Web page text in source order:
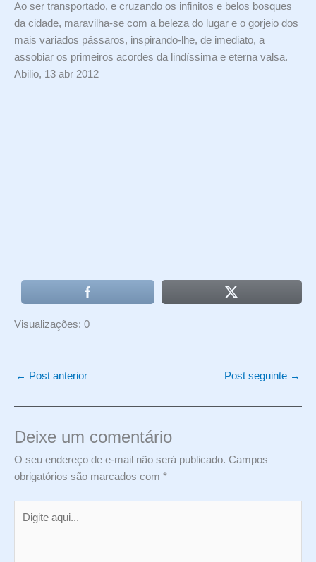
Ao ser transportado, e cruzando os infinitos e belos bosques
da cidade, maravilha-se com a beleza do lugar e o gorjeio dos
mais variados pássaros, inspirando-lhe, de imediato, a
assobiar os primeiros acordes da lindíssima e eterna valsa.
Abilio, 13 abr 2012
Visualizações: 0
← Post anterior Post seguinte →
Deixe um comentário
O seu endereço de e-mail não será publicado. Campos
obrigatórios são marcados com *
aqui...